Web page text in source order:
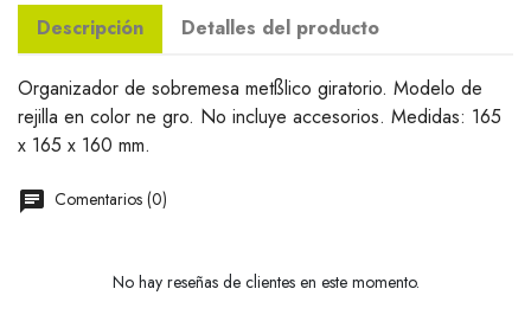
Descripción Detalles del producto
Organizador de sobremesa metßlico giratorio. Modelo de
rejilla en color ne gro. No incluye accesorios. Medidas: 165
x 165 x 160 mm.
Comentarios (0)
No hay reseñas de clientes en este momento.